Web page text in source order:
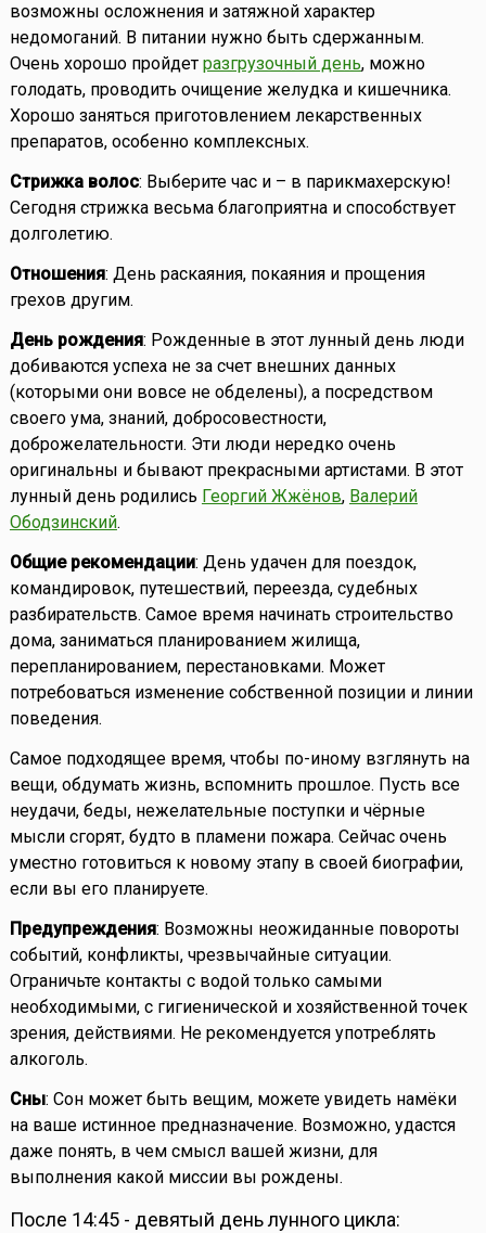
возможны осложнения и затяжной характер
недомоганий. В питании нужно быть сдержанным.
Очень хорошо пройдет разгрузочный день, можно
голодать, проводить очищение желудка и кишечника.
Хорошо заняться приготовлением лекарственных
препаратов, особенно комплексных.
Стрижка волос: Выберите час и – в парикмахерскую!
Сегодня стрижка весьма благоприятна и способствует
долголетию.
Отношения: День раскаяния, покаяния и прощения
грехов другим.
День рождения: Рожденные в этот лунный день люди
добиваются успеха не за счет внешних данных
(которыми они вовсе не обделены), а посредством
своего ума, знаний, добросовестности,
доброжелательности. Эти люди нередко очень
оригинальны и бывают прекрасными артистами. В этот
лунный день родились Георгий Жжёнов, Валерий
Ободзинский.
Общие рекомендации: День удачен для поездок,
командировок, путешествий, переезда, судебных
разбирательств. Самое время начинать строительство
дома, заниматься планированием жилища,
перепланированием, перестановками. Может
потребоваться изменение собственной позиции и линии
поведения.
Самое подходящее время, чтобы по-иному взглянуть на
вещи, обдумать жизнь, вспомнить прошлое. Пусть все
неудачи, беды, нежелательные поступки и чёрные
мысли сгорят, будто в пламени пожара. Сейчас очень
уместно готовиться к новому этапу в своей биографии,
если вы его планируете.
Предупреждения: Возможны неожиданные повороты
событий, конфликты, чрезвычайные ситуации.
Ограничьте контакты с водой только самыми
необходимыми, с гигиенической и хозяйственной точек
зрения, действиями. Не рекомендуется употреблять
алкоголь.
Сны: Сон может быть вещим, можете увидеть намёки
на ваше истинное предназначение. Возможно, удастся
даже понять, в чем смысл вашей жизни, для
выполнения какой миссии вы рождены.
После 14:45 - девятый день лунного цикла: